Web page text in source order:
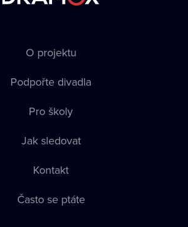
O projektu
Podpořte divadla
Pro školy
Jak sledovat
Kontakt
Často se ptáte